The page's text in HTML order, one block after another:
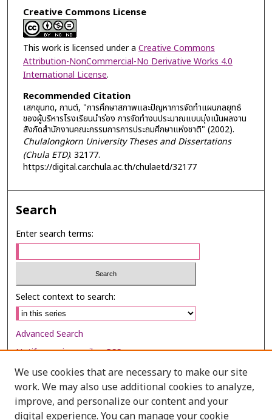
Creative Commons License
This work is licensed under a Creative Commons
Attribution-NonCommercial-No Derivative Works 4.0
International License.
Recommended Citation
เสกขุนทด, กานต์, "การศึกษาสภาพและปัญหาการจัดทำแผนกลยุทธ์
ของผู้บริหารโรงเรียนนำร่อง การจัดทำงบประมาณแบบมุ่งเน้นผลงาน
สังกัดสำนักงานคณะกรรมการการประถมศึกษาแห่งชาติ" (2002).
Chulalongkorn University Theses and Dissertations
(Chula ETD). 32177.
https://digital.car.chula.ac.th/chulaetd/32177
Search
Enter search terms:
Select context to search:
Advanced Search
Notify me via email orRSS
Browse
Collections
We use cookies that are necessary to make our site
work. We may also use additional cookies to analyze,
improve, and personalize our content and your
digital experience. You can manage your cookie